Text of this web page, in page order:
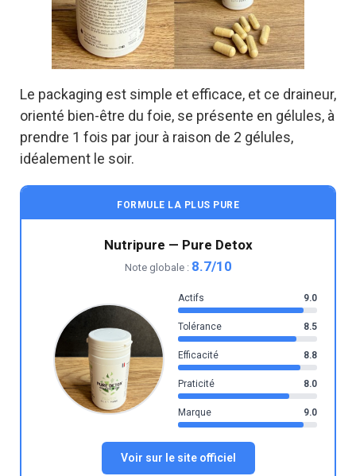
Le packaging est simple et efficace, et ce draineur,
orienté bien-être du foie, se présente en gélules, à
prendre 1 fois par jour à raison de 2 gélules,
idéalement le soir.
FORMULE LA PLUS PURE
Nutripure — Pure Detox
Note globale : 8.7/10
Actifs 9.0
Tolérance 8.5
Efficacité 8.8
Praticité 8.0
Marque 9.0
Voir sur le site officiel